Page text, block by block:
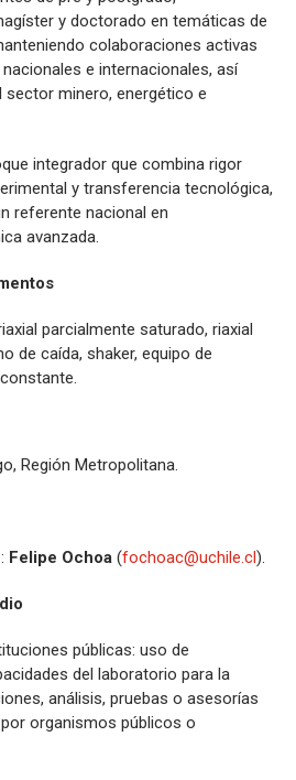
y doctorado en temáticas de
colaboraciones activas
e internacionales, así
minero, energético e
integrador que combina rigor
y transferencia tecnológica,
referente nacional en
avanzada.
parcialmente saturado, riaxial
de caída, shaker, equipo de
Región Metropolitana.
Felipe Ochoa (fochoac@uchile.cl).
públicas: uso de
del laboratorio para la
análisis, pruebas o asesorías
organismos públicos o